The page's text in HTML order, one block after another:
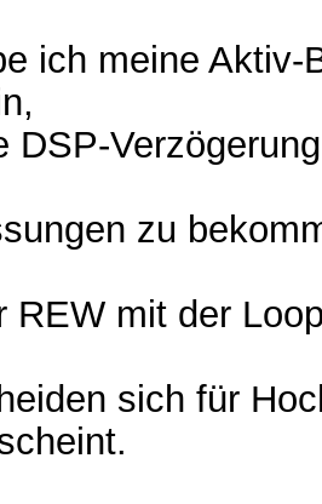
ich meine
DSP-
zu
REW mit der
sich für